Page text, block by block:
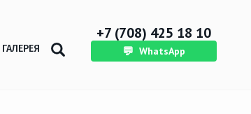
ГАЛЕРЕЯ
+7 (708) 425 18 10
💬 WhatsApp